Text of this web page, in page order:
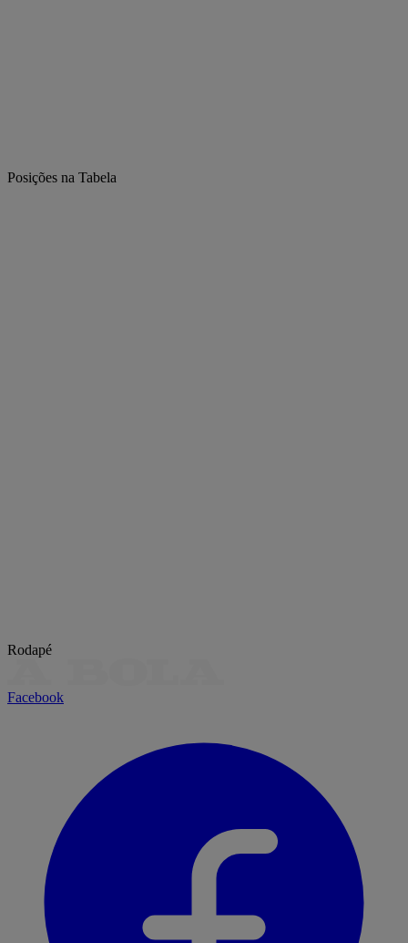
Posições na Tabela
Rodapé
Facebook